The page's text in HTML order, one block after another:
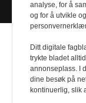
Design by
analyse, for å
og for å utvikle
Ditt digitale
trykte bladet
annonseplass. I
dine besøk på
kontinuerlig, slik